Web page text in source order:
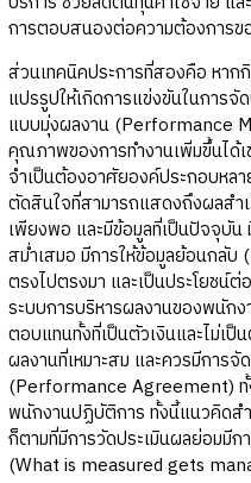
การตอบสนองต่อความต้องการข
ส่วนเทคนิคประการที่สองคือ หาก
แปรรูปให้เกิดการแข่งขันในการจั
แบบมุ่งผลงาน (Performance
คุณภาพของการทำงานเพิ่มขึ้นได้
จำเป็นต้องอาศัยองค์ประกอบหล
ตัดสินใจที่สามารถแสดงถึงผลสำ
เพียงพอ และมีข้อมูลที่เป็นปัจจุบัน
สม่ำเสมอ มีการให้ข้อมูลย้อนกลั
ตรงไปตรงมา และเป็นประโยชน์
ระบบการบริหารผลงานของพนักง
ตอบแทนทั้งที่เป็นตัวเงินและไม่เป็
ผลงานที่เหมาะสม และควรมีการ
(Performance Agreement) ทั้
พนักงานปฏิบัติการ ทั้งนี้แนวคิดส
ก็ตามที่มีการวัดประเมินผลย่อมมีก
(What is measured gets